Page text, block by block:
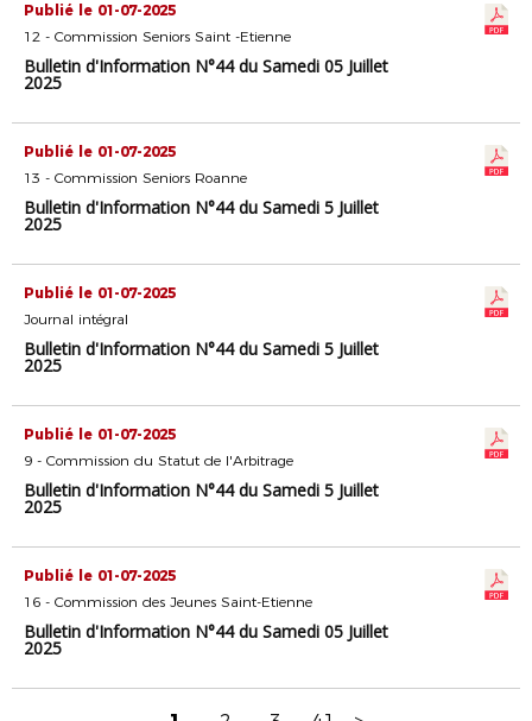
Publié le 01-07-2025
12 - Commission Seniors Saint -Etienne
Bulletin d'Information N°44 du Samedi 05 Juillet
2025
Publié le 01-07-2025
13 - Commission Seniors Roanne
Bulletin d'Information N°44 du Samedi 5 Juillet
2025
Publié le 01-07-2025
Journal intégral
Bulletin d'Information N°44 du Samedi 5 Juillet
2025
Publié le 01-07-2025
9 - Commission du Statut de l'Arbitrage
Bulletin d'Information N°44 du Samedi 5 Juillet
2025
Publié le 01-07-2025
16 - Commission des Jeunes Saint-Etienne
Bulletin d'Information N°44 du Samedi 05 Juillet
2025